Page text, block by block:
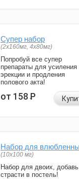
Супер набор
(2х160мг, 4х80мг)
Попробуй все супер
препараты для усиления
эрекции и продления
полового акта!
от 158Р
Набор для
(10х100 мг)
Набор для двоих, добавь
страсти в постель!